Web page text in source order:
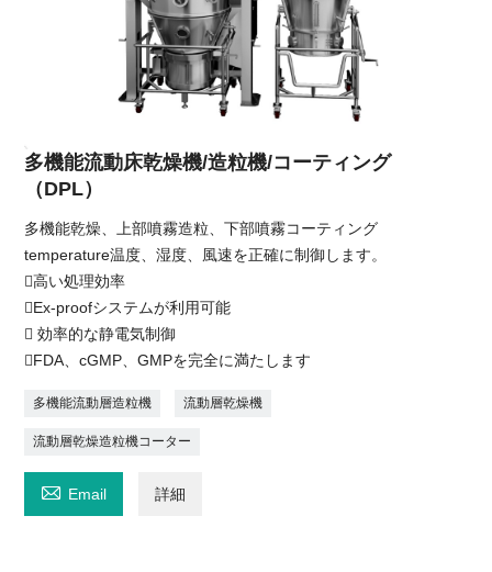
多機能流動床乾燥機/造粒機/コーティング
（DPL）
多機能乾燥、上部噴霧造粒、下部噴霧コーティング
temperature温度、湿度、風速を正確に制御します。
高い処理効率
Ex-proofシステムが利用可能
 効率的な静電気制御
FDA、cGMP、GMPを完全に満たします
多機能流動層造粒機 流動層乾燥機
流動層乾燥造粒機コーター
 Email 詳細